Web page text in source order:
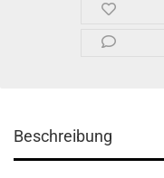
Beschreibung